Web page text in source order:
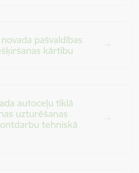
pašvaldības
kārtību
autoceļu tīklā
uzturēšanas
tehniskā